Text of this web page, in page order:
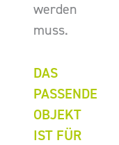
werden
muss.
DAS
PASSENDE
OBJEKT
IST FÜR